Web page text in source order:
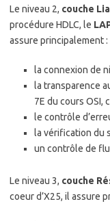
Le niveau 2, couche
procédure HDLC, le
assure principalement :
la connexion de
la transparence
7E du cours OSI,
le contrôle
la vérification du
un contrôle de
Le niveau 3, couche
coeur d’X25, il assure